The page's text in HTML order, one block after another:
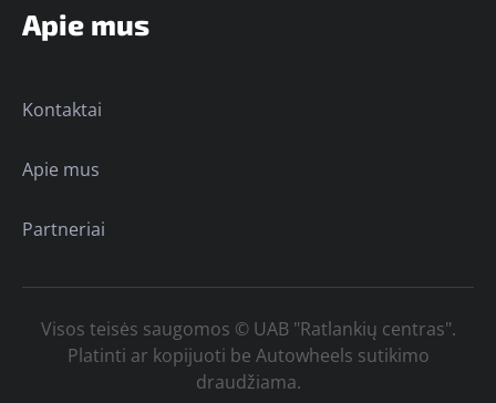
Apie mus
Kontaktai
Apie mus
Partneriai
Visos teisės saugomos © UAB "Ratlankių centras".
Platinti ar kopijuoti be Autowheels sutikimo
draudžiama.